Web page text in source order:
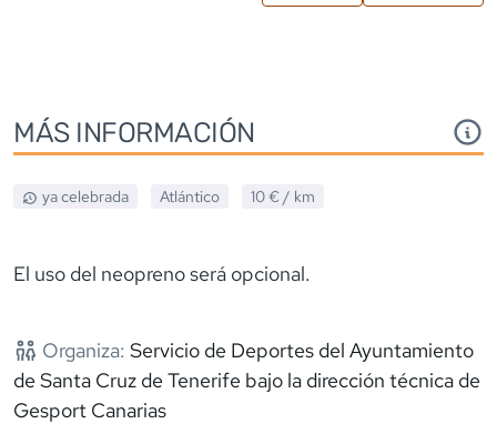
MÁS INFORMACIÓN
ya celebrada Atlántico 10 € / km
El uso del neopreno será opcional.
Organiza: Servicio de Deportes del Ayuntamiento
de Santa Cruz de Tenerife bajo la dirección técnica de
Gesport Canarias